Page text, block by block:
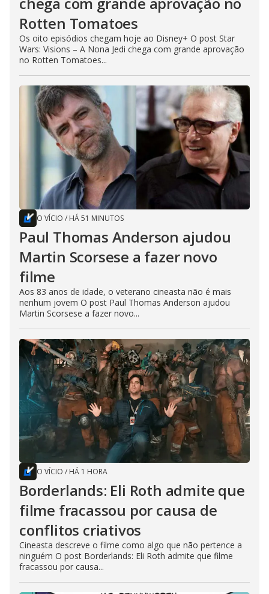
Rotten Tomatoes
Os oito episódios chegam hoje ao Disney+ O post Star
Wars: Visions – A Nona Jedi chega com grande aprovação
no Rotten Tomatoes...
O VÍCIO / HÁ 51 MINUTOS
Paul Thomas Anderson ajudou
Martin Scorsese a fazer novo
filme
Aos 83 anos de idade, o veterano cineasta não é mais
nenhum jovem O post Paul Thomas Anderson ajudou
Martin Scorsese a fazer novo...
O VÍCIO / HÁ 1 HORA
Borderlands: Eli Roth admite que
filme fracassou por causa de
conflitos criativos
Cineasta descreve o filme como algo que não pertence a
ninguém O post Borderlands: Eli Roth admite que filme
fracassou por causa...